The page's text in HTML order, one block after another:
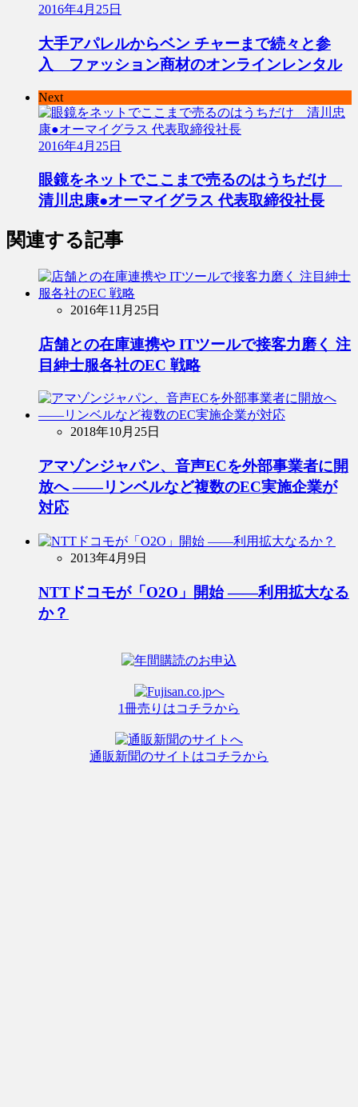
2016年4月25日
大手アパレルからベン チャーまで続々と参
入 ファッション商材のオンラインレンタル
Next
2016年4月25日
眼鏡をネットでここまで売るのはうちだけ
清川忠康●オーマイグラス 代表取締役社長
関連する記事
2016年11月25日
店舗との在庫連携や ITツールで接客力磨く 注
目紳士服各社のEC 戦略
2018年10月25日
アマゾンジャパン、音声ECを外部事業者に開
放へ ――リンベルなど複数のEC実施企業が
対応
2013年4月9日
NTTドコモが「O2O」開始 ――利用拡大なる
か？
1冊売りはコチラから
通販新聞のサイトはコチラから